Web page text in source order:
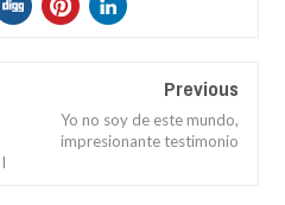
Previous
Yo no soy de este mundo,
impresionante testimonio